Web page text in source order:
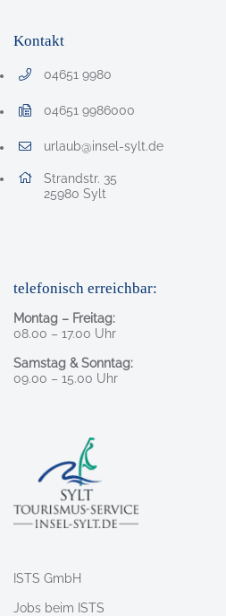
Kontakt
04651 9980
Telefonnummer: 0 4 6 5 1 9 9 8 0
04651 9986000
Faxnummer: 0 4 6 5 1 9 9 8 6 0 0 0
urlaub@insel-sylt.de
E-Mail Adresse: urlaub@insel-sylt.de
Adresse:
Strandstr. 35
25980 , 2 5 9 8 0
Sylt
telefonisch erreichbar:
Montag – Freitag:
08.00 – 17.00 Uhr
Samstag & Sonntag:
09.00 – 15.00 Uhr
ISTS GmbH
Jobs beim ISTS